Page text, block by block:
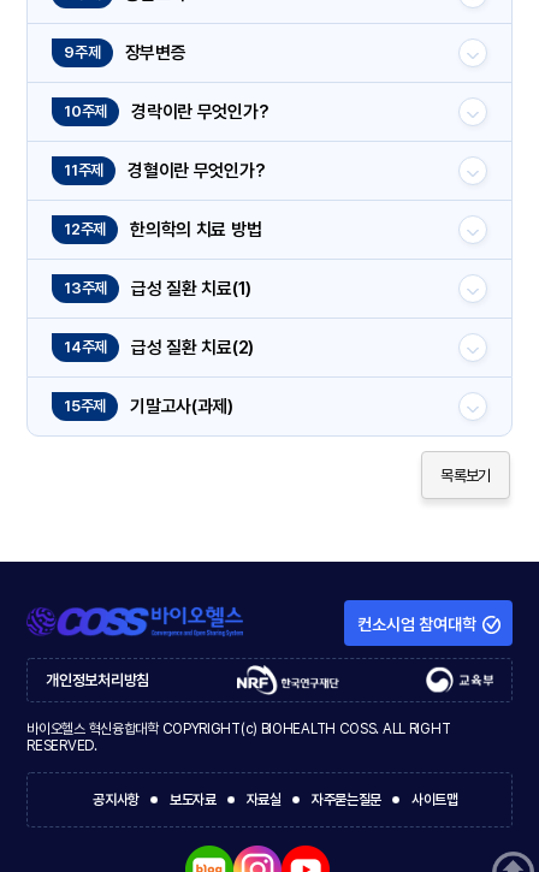
9주제 장부변증
10주제 경락이란 무엇인가?
11주제 경혈이란 무엇인가?
12주제 한의학의 치료 방법
13주제 급성 질환 치료(1)
14주제 급성 질환 치료(2)
15주제 기말고사(과제)
목록보기
개인정보처리방침
바이오헬스 혁신융합대학 COPYRIGHT(c) BIOHEALTH COSS. ALL RIGHT
RESERVED.
공지사항 보도자료 자료실 자주묻는질문 사이트맵
컨소시엄 참여대학